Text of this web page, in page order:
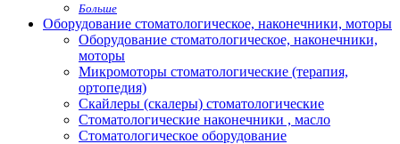
Больше
Оборудование стоматологическое, наконечники, моторы
Оборудование стоматологическое, наконечники,
моторы
Микромоторы стоматологические (терапия,
ортопедия)
Скайлеры (скалеры) стоматологические
Стоматологические наконечники , масло
Стоматологическое оборудование